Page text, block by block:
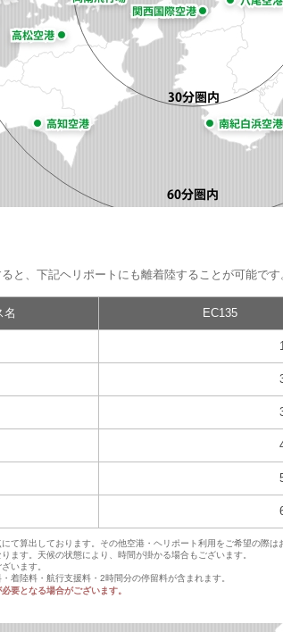
と、下記ヘリポートにも離着陸することが可能です
名 EC135
算出しております。その他空港・ヘリポート利用をご希望の際は
す。天候の状態により、時間が掛かる場合もございます。
います。
陸料・航行支援料・2時間分の停留料が含まれます。
となる場合がございます。